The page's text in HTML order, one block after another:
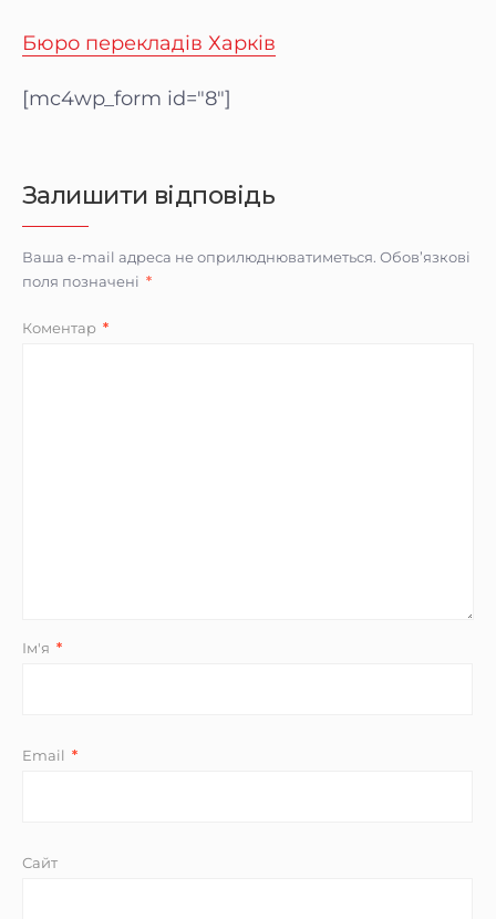
Бюро перекладів Харків
[mc4wp_form id="8"]
Залишити відповідь
Ваша e-mail адреса не оприлюднюватиметься. Обов’язкові
поля позначені *
Коментар *
Ім'я *
Email *
Сайт